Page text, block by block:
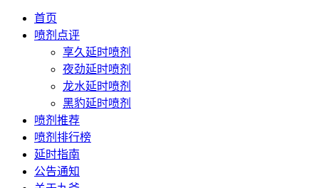
首页
喷剂点评
享久延时喷剂
夜劲延时喷剂
龙水延时喷剂
黑豹延时喷剂
喷剂推荐
喷剂排行榜
延时指南
公告通知